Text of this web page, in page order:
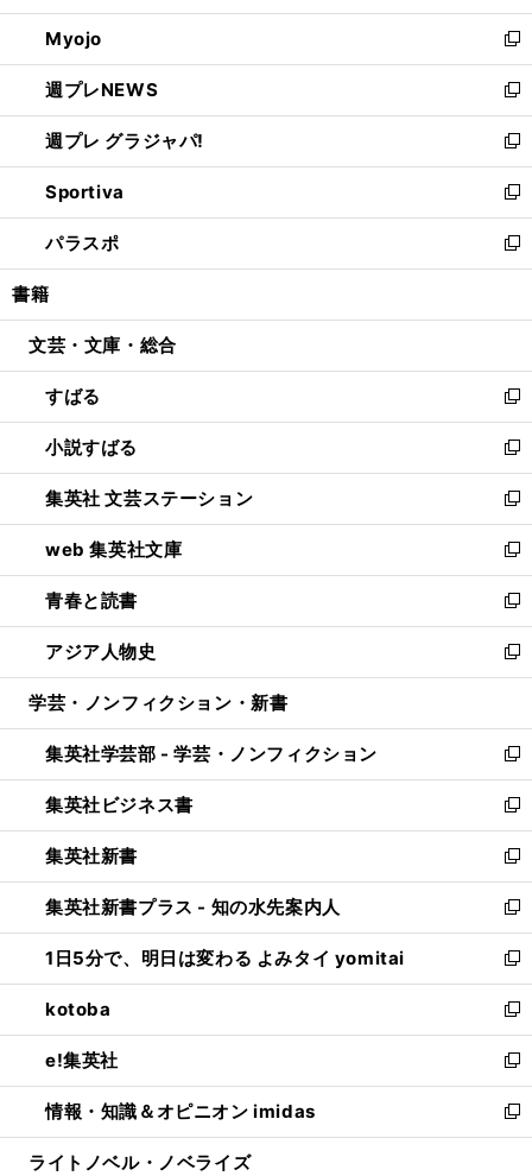
開
く
ウ
で
開
く
ン
ド
ウ
で
開
く
ウ
ィ
ン
ド
ウ
で
開
く
Myojo
新
し
い
ウ
ィ
ン
ド
ウ
で
開
週プレNEWS
新
し
い
ウ
ィ
ン
ド
ウ
開
週プレ グラジャパ!
新
し
い
ウ
ィ
ン
ウ
開
く
Sportiva
新
し
い
ウ
ン
ウ
で
開
く
パラスポ
新
し
ウ
ン
ド
ウ
で
開
く
書籍
文芸・文庫・総合
すばる
新
し
い
ウ
ィ
ン
ド
ウ
で
開
く
小説すばる
新
し
い
ウ
ィ
ン
ド
ウ
で
開
集英社 文芸ステーション
新
し
い
ウ
ィ
ン
ド
ウ
開
く
web 集英社文庫
新
し
い
ウ
ィ
ン
ウ
で
開
く
青春と読書
新
し
い
ウ
ン
ド
ウ
で
開
く
アジア人物史
新
し
ウ
ィ
ン
ド
ウ
で
開
く
学芸・ノンフィクション・新書
集英社学芸部 - 学芸・ノンフィクション
新
し
い
ウ
ィ
ン
ド
ウ
で
開
く
集英社ビジネス書
新
し
い
ウ
ィ
ン
ド
ウ
で
開
く
集英社新書
新
し
い
ウ
ィ
ン
ド
ウ
で
開
く
集英社新書プラス - 知の水先案内人
新
し
い
ウ
ィ
ン
ド
ウ
で
開
1日5分で、明日は変わる よみタイ yomitai
新
し
い
ウ
ィ
ン
ド
ウ
kotoba
新
し
い
ウ
ィ
ン
e!集英社
新
し
い
ウ
情報・知識＆オピニオン imidas
新
し
ライトノベル・ノベライズ